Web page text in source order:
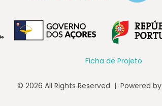
Ficha de Projeto
© 2026 All Rights Reserved | Powered by